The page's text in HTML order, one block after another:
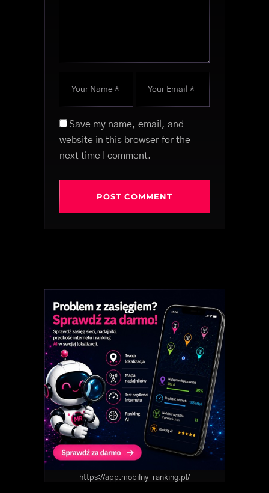
Save my name, email, and
website in this browser for the
next time I comment.
https://app.mobilny-ranking.pl/